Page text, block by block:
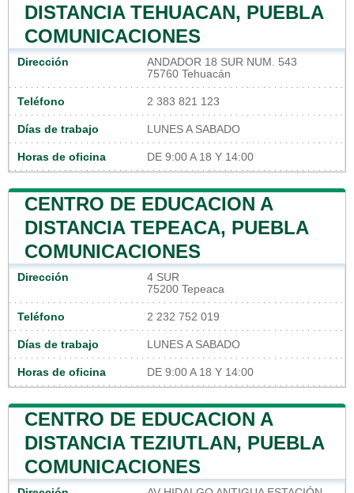
DISTANCIA TEHUACAN, PUEBLA
COMUNICACIONES
Dirección
ANDADOR 18 SUR NUM. 543
75760 Tehuacán
Teléfono 2 383 821 123
Días de trabajo LUNES A SABADO
Horas de oficina DE 9:00 A 18 Y 14:00
CENTRO DE EDUCACION A
DISTANCIA TEPEACA, PUEBLA
COMUNICACIONES
Dirección
4 SUR
75200 Tepeaca
Teléfono 2 232 752 019
Días de trabajo LUNES A SABADO
Horas de oficina DE 9:00 A 18 Y 14:00
CENTRO DE EDUCACION A
DISTANCIA TEZIUTLAN, PUEBLA
COMUNICACIONES